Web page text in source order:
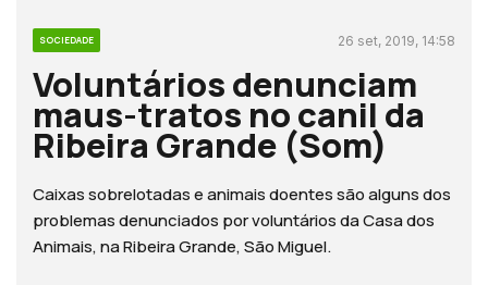
SOCIEDADE 26 set, 2019, 14:58
Voluntários denunciam
maus-tratos no canil da
Ribeira Grande (Som)
Caixas sobrelotadas e animais doentes são alguns dos
problemas denunciados por voluntários da Casa dos
Animais, na Ribeira Grande, São Miguel.